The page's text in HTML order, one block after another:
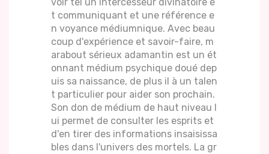
t communiquant et une référence e
n voyance médiumnique. Avec beau
coup d'expérience et savoir-faire, m
arabout sérieux adamantin est un ét
onnant médium psychique doué dep
uis sa naissance, de plus il à un talen
t particulier pour aider son prochain.
Son don de médium de haut niveau l
ui permet de consulter les esprits et
d'en tirer des informations insaisissa
bles dans l'univers des mortels. La gr